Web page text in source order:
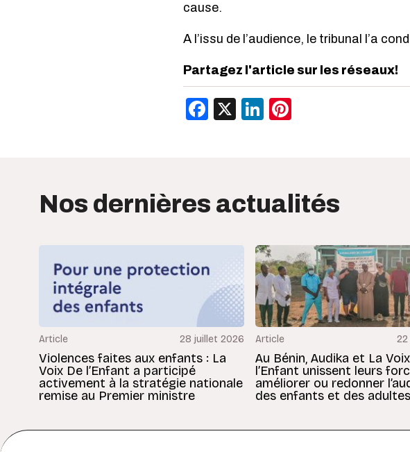
cause.
A l’issu de l’audience, le tribunal l’a
Partagez l'article sur les réseaux!
Facebook
X LinkedIn
Nos dernières actualités
Article 28 juillet 2026
Violences faites aux enfants : La
Voix De l’Enfant a participé
activement à la stratégie nationale
remise au Premier ministre
Article
Au Bénin, Audika et La
l’Enfant unissent leurs
améliorer ou redonner
des enfants et des adultes